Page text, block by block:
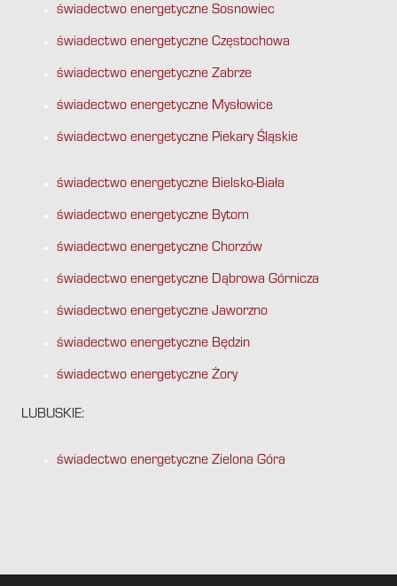
świadectwo energetyczne Sosnowiec
świadectwo energetyczne Częstochowa
świadectwo energetyczne Zabrze
świadectwo energetyczne Mysłowice
świadectwo energetyczne Piekary Śląskie
świadectwo energetyczne Bielsko-Biała
świadectwo energetyczne Bytom
świadectwo energetyczne Chorzów
świadectwo energetyczne Dąbrowa Górnicza
świadectwo energetyczne Jaworzno
świadectwo energetyczne Będzin
świadectwo energetyczne Żory
LUBUSKIE:
świadectwo energetyczne Zielona Góra